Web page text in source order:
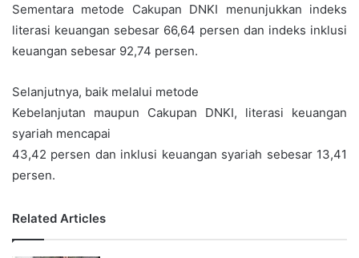
Sementara metode Cakupan DNKI menunjukkan indeks
literasi keuangan sebesar 66,64 persen dan indeks inklusi
keuangan sebesar 92,74 persen.
Selanjutnya, baik melalui metode
Kebelanjutan maupun Cakupan DNKI, literasi keuangan
syariah mencapai
43,42 persen dan inklusi keuangan syariah sebesar 13,41
persen.
Related Articles